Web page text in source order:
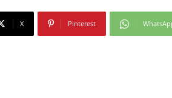
X Pinterest